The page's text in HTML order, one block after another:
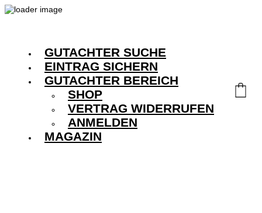
GUTACHTER SUCHE
EINTRAG SICHERN
GUTACHTER BEREICH
SHOP
VERTRAG WIDERRUFEN
ANMELDEN
MAGAZIN